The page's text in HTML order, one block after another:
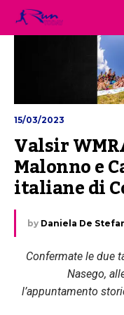
15/03/2023
Valsir
Malonno e
italiane di
by Daniela De
Confermate le due
Nasego,
l’appuntamento